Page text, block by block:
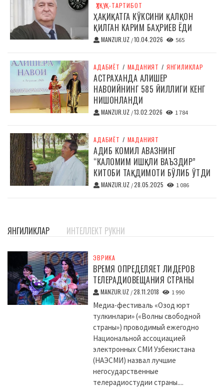
ҲУҚУҚ-ТАРТИБОТ
ҲАҚИҚАТГА КЎКСИНИ ҚАЛҚОН
ҚИЛГАН КАРИМ БАҲРИЕВ ЁДИ
MANZUR.UZ /10.04.2026 565
АДАБИЁТ / МАДАНИЯТ / ЯНГИЛИКЛАР
АСТРАХАНДА АЛИШЕР
НАВОИЙНИНГ 585 ЙИЛЛИГИ КЕНГ
НИШОНЛАНДИ
MANZUR.UZ /13.02.2026 1 784
АДАБИЁТ / МАДАНИЯТ
АДИБ КОМИЛ АВАЗНИНГ
“КАЛОМИМ ИШҚЛИ ВАЪЗДИР”
КИТОБИ ТАҚДИМОТИ БЎЛИБ ЎТДИ
MANZUR.UZ /28.05.2025 1 086
ЯНГИЛИКЛАР ИНТЕЛЛЕКТ РУКНИ
ЭВРИКА
ВРЕМЯ ОПРЕДЕЛЯЕТ ЛИДЕРОВ
ТЕЛЕРАДИОВЕЩАНИЯ СТРАНЫ
MANZUR.UZ /28.11.2018 1 990
Медиа-фестиваль «Озод юрт
тулкинлари» («Волны свободной
страны») проводимый ежегодно
Национальной ассоциацией
электронных СМИ Узбекистана
(НАЭСМИ) назвал лучшие
негосударственные
телерадиостудии страны....